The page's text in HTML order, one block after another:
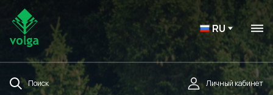
RU
Поиск Личный кабинет